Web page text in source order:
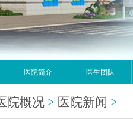
医院简介 医生团队
院概况 > 医院新闻 >